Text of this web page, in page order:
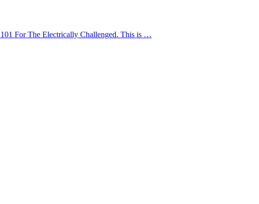
For The Electrically Challenged. This is …